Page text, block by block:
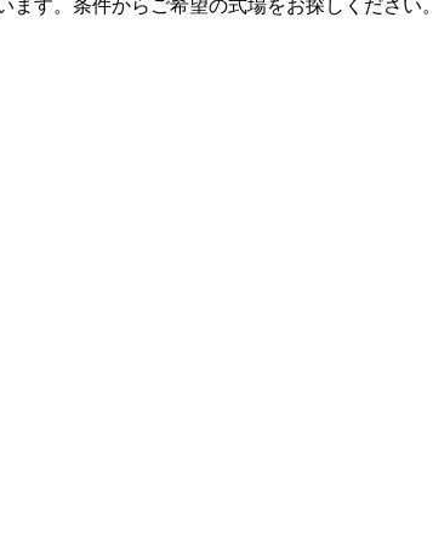
ます。条件からご希望の式場をお探しください。